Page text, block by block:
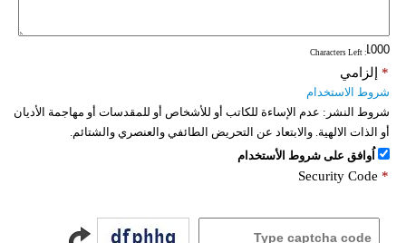
: Characters Left
إلزامي *
شروط الاستخدام
شروط النشر: عدم الإساءة للكاتب أو للأشخاص أو للمقدسات أو مهاجمة الأديان
أو الذات الالهية. والابتعاد عن التحريض الطائفي والعنصري والشتائم.
اُوافق على شروط الأستخدام
Security Code *